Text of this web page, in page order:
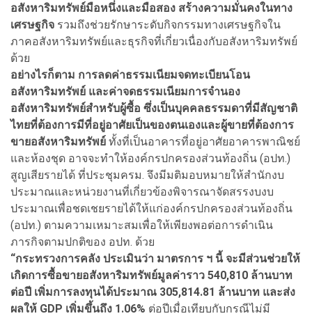
อสังหาริมทรัพย์มือหนึ่งและมือสอง สร้างความมั่นคงในทาง
เศรษฐกิจ รวมถึงช่วยรักษาระดับกิจกรรมทางเศรษฐกิจใน
ภาคอสังหาริมทรัพย์และธุรกิจที่เกี่ยวเนื่องกับอสังหาริมทรัพย์
ด้วย
อย่างไรก็ตาม การลดค่าธรรมเนียมจดทะเบียนโอน
อสังหาริมทรัพย์ และค่าจดธรรมเนียมการจำนอง
อสังหาริมทรัพย์สำหรับผู้ซื้อ ซึ่งเป็นบุคคลธรรมดาที่มีสัญชาติ
ไทยที่ต้องการมีที่อยู่อาศัยเป็นของตนเองและผู้ขายที่ต้องการ
ขายอสังหาริมทรัพย์ ทั้งที่เป็นอาคารที่อยู่อาศัยอาคารพาณิชย์
และห้องชุด อาจจะทำให้องค์กรปกครองส่วนท้องถิ่น (อปท.)
สูญเสียรายได้ ที่ประชุมครม. จึงมีมติมอบหมายให้สำนักงบ
ประมาณและหน่วยงานที่เกี่ยวข้องพิจารณาจัดสรรงบงบ
ประมาณเพื่อชดเชยรายได้ให้แก่องค์กรปกครองส่วนท้องถิ่น
(อปท.) ตามความเหมาะสมเพื่อให้เพียงพอต่อการดำเนิน
ภารกิจตามปกติของ อปท. ด้วย
“กระทรวงการคลัง ประเมินว่า มาตรการ ฯ นี้ จะมีส่วนช่วยให้
เกิดการซื้อขายอสังหาริมทรัพย์มูลค่าราว 540,810 ล้านบาท
ต่อปี เพิ่มการลงทุนได้ประมาณ 305,814.81 ล้านบาท และส่ง
ผลให้ GDP เพิ่มขึ้นถึง 1.06% ต่อปีเมื่อเทียบกับกรณีไม่มี